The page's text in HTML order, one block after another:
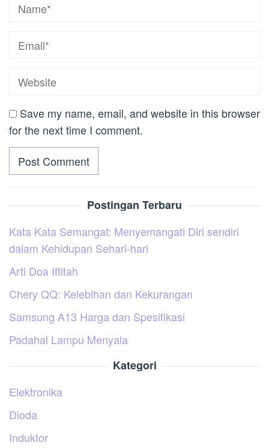
Save my name, email, and website in this browser
for the next time I comment.
Postingan Terbaru
Kata Kata Semangat: Menyemangati Diri sendiri
dalam Kehidupan Sehari-hari
Arti Doa Iftitah
Chery QQ: Kelebihan dan Kekurangan
Samsung A13 Harga dan Spesifikasi
Padahal Lampu Menyala
Kategori
Elektronika
Dioda
Induktor